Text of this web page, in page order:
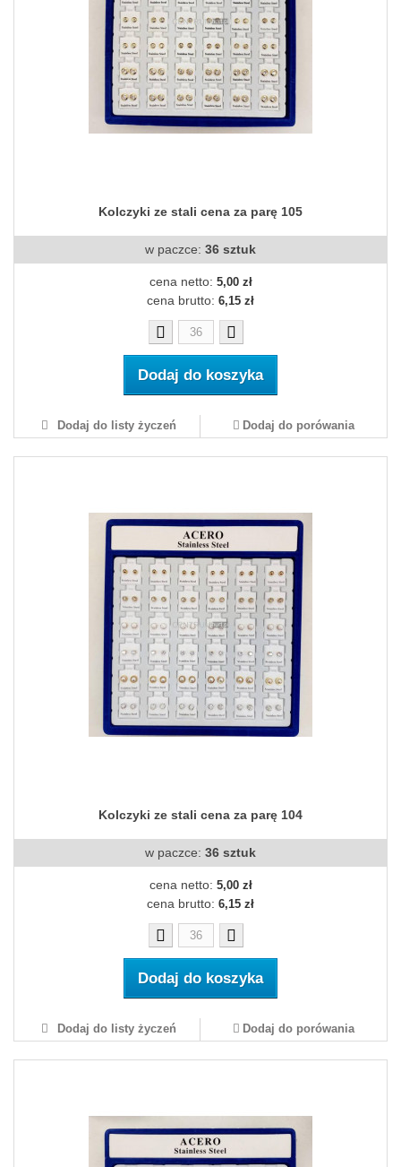
Kolczyki ze stali cena za parę 105
w paczce: 36 sztuk
cena netto: 5,00 zł
cena brutto: 6,15 zł
Dodaj do koszyka
Dodaj do listy życzeń Dodaj do porówania
Kolczyki ze stali cena za parę 104
w paczce: 36 sztuk
cena netto: 5,00 zł
cena brutto: 6,15 zł
Dodaj do koszyka
Dodaj do listy życzeń Dodaj do porówania